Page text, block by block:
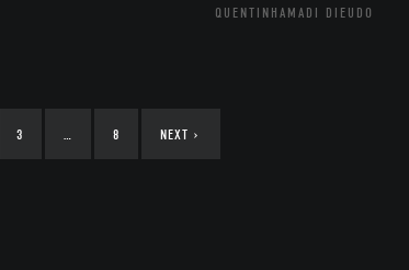
QUENTINHAMADI DIEUDO
3 … 8 NEXT ›